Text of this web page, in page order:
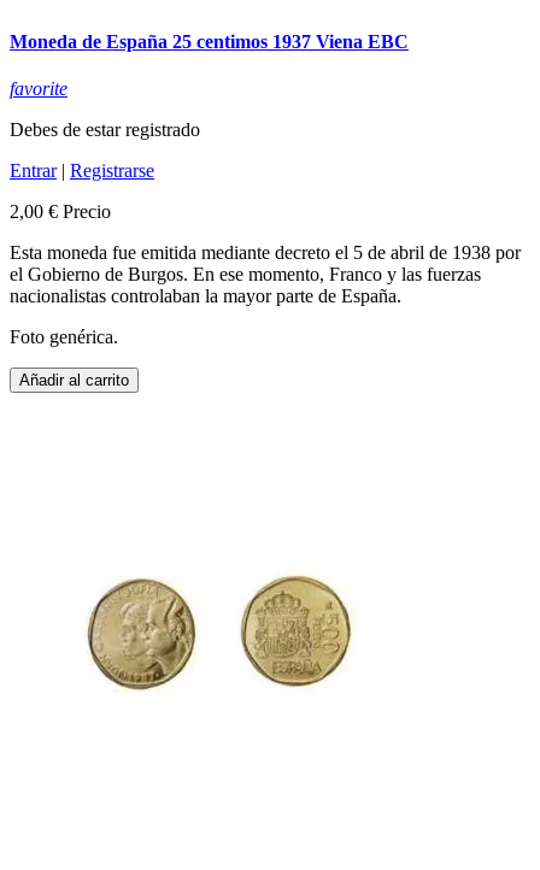
Moneda de España 25 centimos 1937 Viena EBC
favorite
Debes de estar registrado
Entrar| Registrarse
2,00 € Precio
Esta moneda fue emitida mediante decreto el 5 de abril de 1938 por
el Gobierno de Burgos. En ese momento, Franco y las fuerzas
nacionalistas controlaban la mayor parte de España.
Foto genérica.
Añadir al carrito